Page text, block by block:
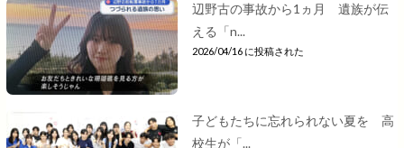
辺野古の事故から1ヵ月 遺族が伝
える「n...
2026/04/16 に投稿された
子どもたちに忘れられない夏を 高
校生が「...